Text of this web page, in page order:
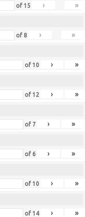
of15 › »
of 8 › »
of 10 › »
of 12 › »
of 7 › »
of 6 › »
of 10 › »
of 14 › »